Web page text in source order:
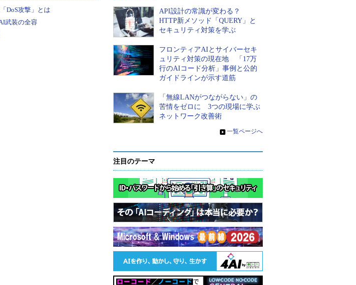
Fusion-ioの動きを軸に、サービス
るPCIeフラッシュの広がりを考
API設計の常識が変わる？
HTTP新メソッド「QUERY」と
セキュリティ対策を学ぶ
フロンティアAIとサイバーセキ
ュリティ対策の現在地 「17万
行のAIコード分析」事例と公的
ガイドラインが示す道筋
「無線LANがつながらない」の
苦情をゼロに 3つの現場に学ぶ
ネットワーク改善術
» 一覧ページへ
注目のテーマ